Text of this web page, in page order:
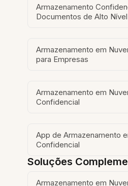
Armazenamento
Documentos de Alto Nível
Armazenamento em
para Empresas
Armazenamento em
Confidencial
App de Armazenamento
Confidencial
Soluções
Armazenamento em